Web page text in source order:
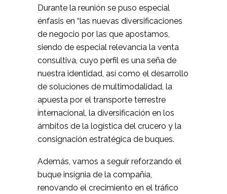
Durante la reunión se puso especial
énfasis en “las nuevas diversificaciones
de negocio por las que apostamos,
siendo de especial relevancia la venta
consultiva, cuyo perfil es una seña de
nuestra identidad, así como el desarrollo
de soluciones de multimodalidad, la
apuesta por el transporte terrestre
internacional, la diversificación en los
ámbitos de la logística del crucero y la
consignación estratégica de buques.
Además, vamos a seguir reforzando el
buque insignia de la compañía,
renovando el crecimiento en el tráfico